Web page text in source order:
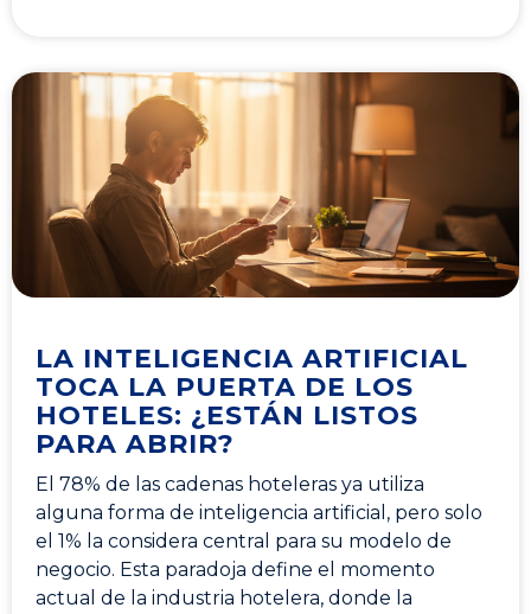
LA INTELIGENCIA ARTIFICIAL
TOCA LA PUERTA DE LOS
HOTELES: ¿ESTÁN LISTOS
PARA ABRIR?
El 78% de las cadenas hoteleras ya utiliza
alguna forma de inteligencia artificial, pero solo
el 1% la considera central para su modelo de
negocio. Esta paradoja define el momento
actual de la industria hotelera, donde la